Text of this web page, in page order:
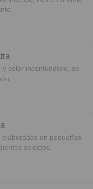
color inconfundible, se
en pequeñas
selectos.